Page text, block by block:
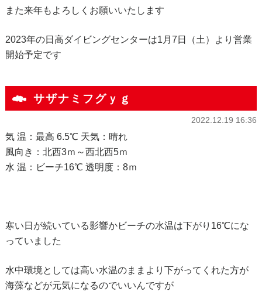
また来年もよろしくお願いいたします
2023年の日高ダイビングセンターは1月7日（土）より営業
開始予定です
サザナミフグｙｇ
2022.12.19 16:36
気 温：最高 6.5℃ 天気：晴れ
風向き：北西3ｍ～西北西5ｍ
水 温：ビーチ16℃ 透明度：8ｍ
寒い日が続いている影響かビーチの水温は下がり16℃にな
っていました
水中環境としては高い水温のままより下がってくれた方が
海藻などが元気になるのでいいんですが